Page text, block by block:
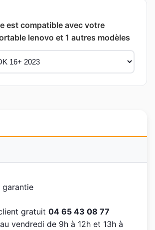
est compatible avec votre
lenovo et 1 autres modèles
garantie
gratuit 04 65 43 08 77
vendredi de 9h à 12h et 13h à